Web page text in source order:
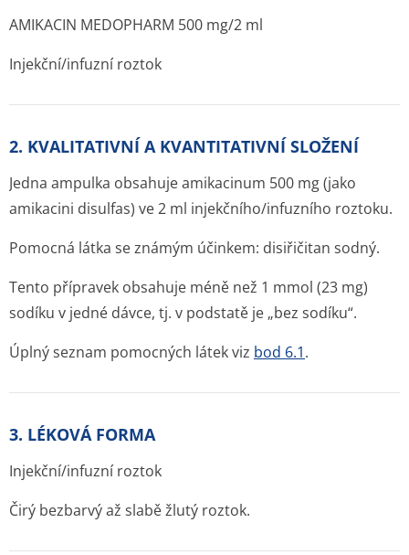
AMIKACIN MEDOPHARM 500 mg/2 ml
Injekční/infuzní roztok
2. KVALITATIVNÍ A KVANTITATIVNÍ SLOŽENÍ
Jedna ampulka obsahuje amikacinum 500 mg (jako
amikacini disulfas) ve 2 ml injekčního/in­fuzního roztoku.
Pomocná látka se známým účinkem: disiřičitan sodný.
Tento přípravek obsahuje méně než 1 mmol (23 mg)
sodíku v jedné dávce, tj. v podstatě je „bez sodíku“.
Úplný seznam pomocných látek viz bod 6.1.
3. LÉKOVÁ FORMA
Injekční/infuzní roztok
Čirý bezbarvý až slabě žlutý roztok.